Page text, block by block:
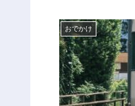
おでかけ